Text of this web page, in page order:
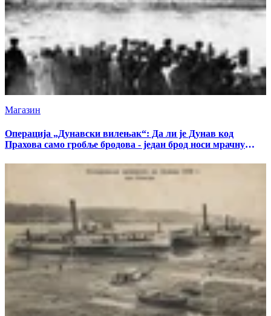
Магазин
Операција „Дунавски вилењак“: Да ли је Дунав код
Прахова само гробље бродова - један брод носи мрачну